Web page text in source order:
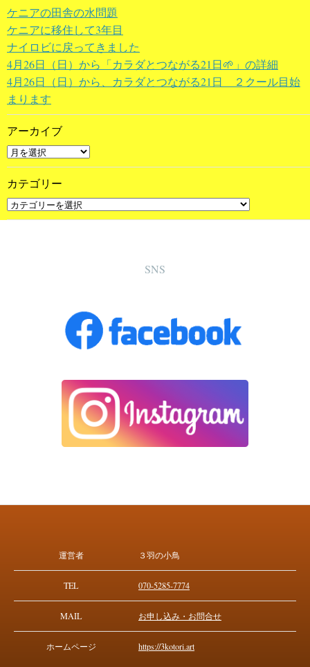
ケニアの田舎の水問題
ケニアに移住して3年目
ナイロビに戻ってきました
4月26日（日）から「カラダとつながる21日🌱」の詳細
4月26日（日）から、カラダとつながる21日 ２クール目始
まります
アーカイブ
カテゴリー
SNS
運営者 ３羽の小鳥
TEL 070-5285-7774
MAIL お申し込み・お問合せ
ホームページ https://3kotori.art